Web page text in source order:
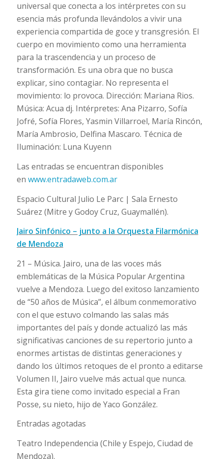
universal que conecta a los intérpretes con su
esencia más profunda llevándolos a vivir una
experiencia compartida de goce y transgresión. El
cuerpo en movimiento como una herramienta
para la trascendencia y un proceso de
transformación. Es una obra que no busca
explicar, sino contagiar. No representa el
movimiento: lo provoca. Dirección: Mariana Rios.
Música: Acua dj. Intérpretes: Ana Pizarro, Sofía
Jofré, Sofía Flores, Yasmin Villarroel, María Rincón,
María Ambrosio, Delfina Mascaro. Técnica de
Iluminación: Luna Kuyenn
Las entradas se encuentran disponibles
en www.entradaweb.com.ar
Espacio Cultural Julio Le Parc | Sala Ernesto
Suárez (Mitre y Godoy Cruz, Guaymallén).
Jairo Sinfónico – junto a la Orquesta Filarmónica
de Mendoza
21 – Música. Jairo, una de las voces más
emblemáticas de la Música Popular Argentina
vuelve a Mendoza. Luego del exitoso lanzamiento
de “50 años de Música”, el álbum conmemorativo
con el que estuvo colmando las salas más
importantes del país y donde actualizó las más
significativas canciones de su repertorio junto a
enormes artistas de distintas generaciones y
dando los últimos retoques de el pronto a editarse
Volumen II, Jairo vuelve más actual que nunca.
Esta gira tiene como invitado especial a Fran
Posse, su nieto, hijo de Yaco González.
Entradas agotadas
Teatro Independencia (Chile y Espejo, Ciudad de
Mendoza).